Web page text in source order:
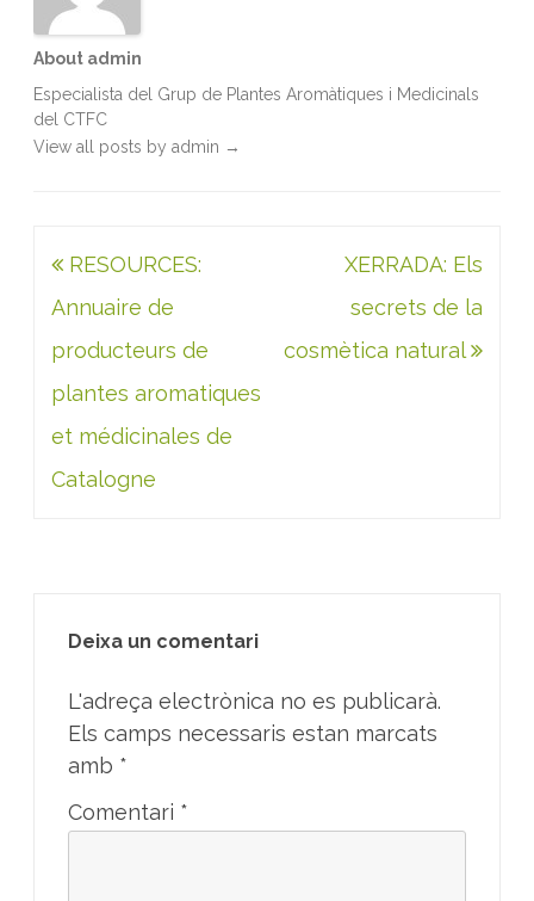
About admin
Especialista del Grup de Plantes Aromàtiques i Medicinals
del CTFC
View all posts by admin →
Navegació
d'entrades
RESOURCES:
Annuaire de
producteurs de
plantes aromatiques
et médicinales de
Catalogne
XERRADA: Els
secrets de la
cosmètica natural
Deixa un comentari
L'adreça electrònica no es publicarà.
Els camps necessaris estan marcats
amb *
Comentari *